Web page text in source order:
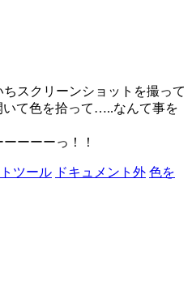
スクリーンショットを撮って
いて色を拾って…..なんて事を
ーーーっ！！
ツール ドキュメント外 色を